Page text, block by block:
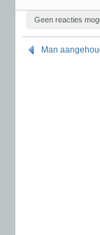
Geen reacties
Man